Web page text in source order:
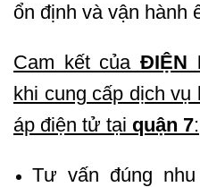
ổn định và vận hành
Cam kết của ĐIỆN
khi cung cấp dịch vụ
áp điện tử tại quận 7:
Tư vấn đúng